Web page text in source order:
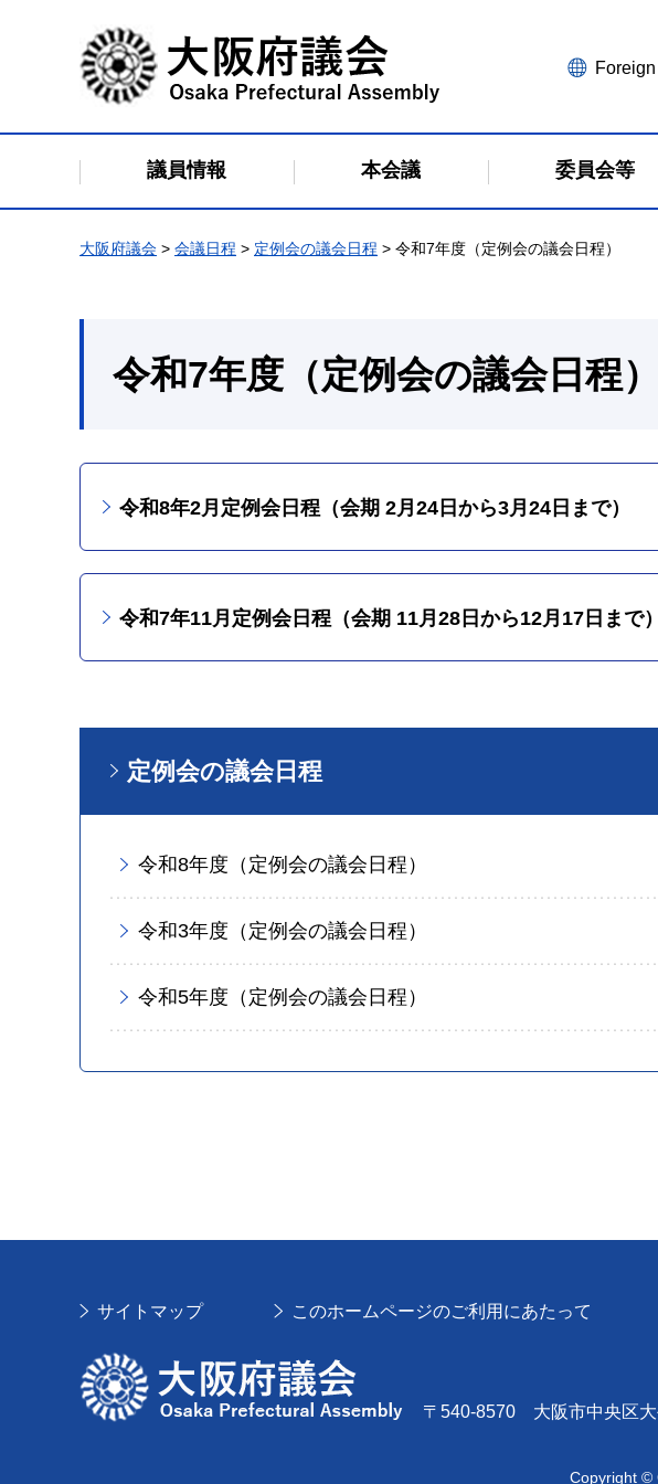
大阪府議会
議員情報 本会議 委員会等
大阪府議会 > 会議日程 > 定例会の議会日程 > 令和7年度（定例会の議会日程）
令和7年度（定例会の議会日程）
令和8年2月定例会日程（会期 2月24日から3月24日まで）
令和7年11月定例会日程（会期 11月28日から12月17日まで）
定例会の議会日程
令和8年度（定例会の議会日程）
令和3年度（定例会の議会日程）
令和5年度（定例会の議会日程）
サイトマップ このホームページのご利用にあたって
大阪府議会
〒540-8570 大阪市中央区大
Copyright ©